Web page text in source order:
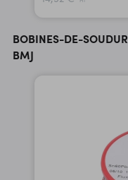
BOBINES-DE-
BMJ